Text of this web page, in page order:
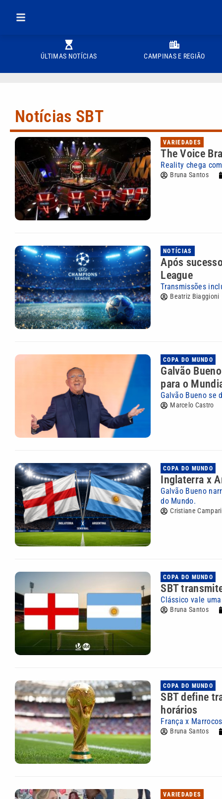
ÚLTIMAS NOTÍCIAS CAMPINAS E REGIÃO
Notícias SBT
VARIEDADES
The Voice
Reality chega
Bruna Santos
NOTÍCIAS
Após
League
Transmissões
Beatriz Biaggioni
COPA DO MUNDO
Galvão
para o
Galvão Bueno se
Marcelo Castro
COPA DO MUNDO
Inglaterra x
Galvão Bueno
do Mundo.
Cristiane Campari
COPA DO MUNDO
SBT
Clássico vale
Bruna Santos
COPA DO MUNDO
SBT define
horários
França x
Bruna Santos
VARIEDADES